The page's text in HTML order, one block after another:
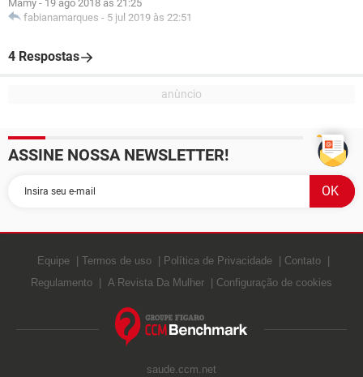
Mamy - 19 ago 2018 às 21:25
fabianamarques - 5 jul 2019 às 22:51
4 Respostas
ASSINE NOSSA NEWSLETTER!
Equipe Termos de uso Política de Privacidade
Contato
Regulamento
A Revista Da Mulher Configuração de cookies
saude.ccm.net